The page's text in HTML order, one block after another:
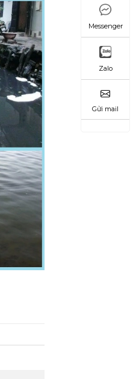
Messenger
Zalo
Gửi mail